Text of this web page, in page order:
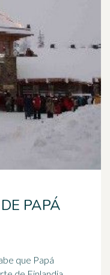
PAPÁ
que Papá